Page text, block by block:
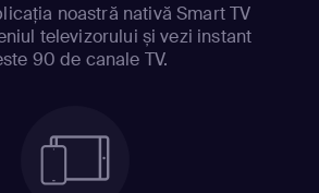
noastră nativă Smart TV
televizorului și vezi instant
90 de canale TV.